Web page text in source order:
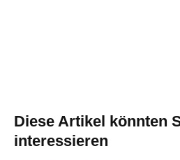
Diese Artikel könnten
interessieren
HN – Gymnasiumstraße 35
74072 Heilbronn